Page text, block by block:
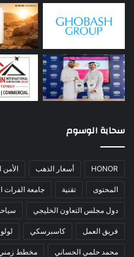
سحابة الوسوم
HONOR أسعار الذهب الأمن
المحتوى تقنية جامعة الفرات
دول مجلس التعاون الخليجي
فريق العمل كاسبرسكي
محمد حلمي الحساني مخطط